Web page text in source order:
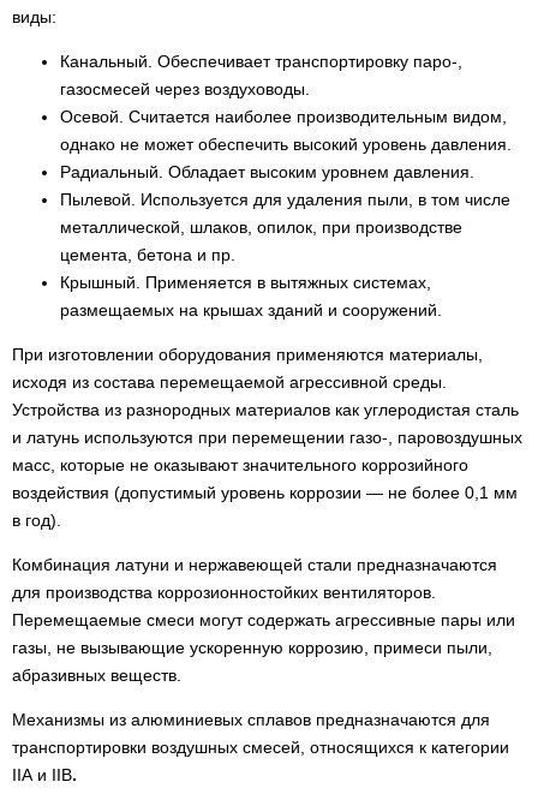
виды:
Канальный. Обеспечивает транспортировку паро-,
газосмесей через воздуховоды.
Осевой. Считается наиболее производительным видом,
однако не может обеспечить высокий уровень давления.
Радиальный. Обладает высоким уровнем давления.
Пылевой. Используется для удаления пыли, в том числе
металлической, шлаков, опилок, при производстве
цемента, бетона и пр.
Крышный. Применяется в вытяжных системах,
размещаемых на крышах зданий и сооружений.
При изготовлении оборудования применяются материалы,
исходя из состава перемещаемой агрессивной среды.
Устройства из разнородных материалов как углеродистая сталь
и латунь используются при перемещении газо-, паровоздушных
масс, которые не оказывают значительного коррозийного
воздействия (допустимый уровень коррозии — не более 0,1 мм
в год).
Комбинация латуни и нержавеющей стали предназначаются
для производства коррозионностойких вентиляторов.
Перемещаемые смеси могут содержать агрессивные пары или
газы, не вызывающие ускоренную коррозию, примеси пыли,
абразивных веществ.
Механизмы из алюминиевых сплавов предназначаются для
транспортировки воздушных смесей, относящихся к категории
IIА и IIB.